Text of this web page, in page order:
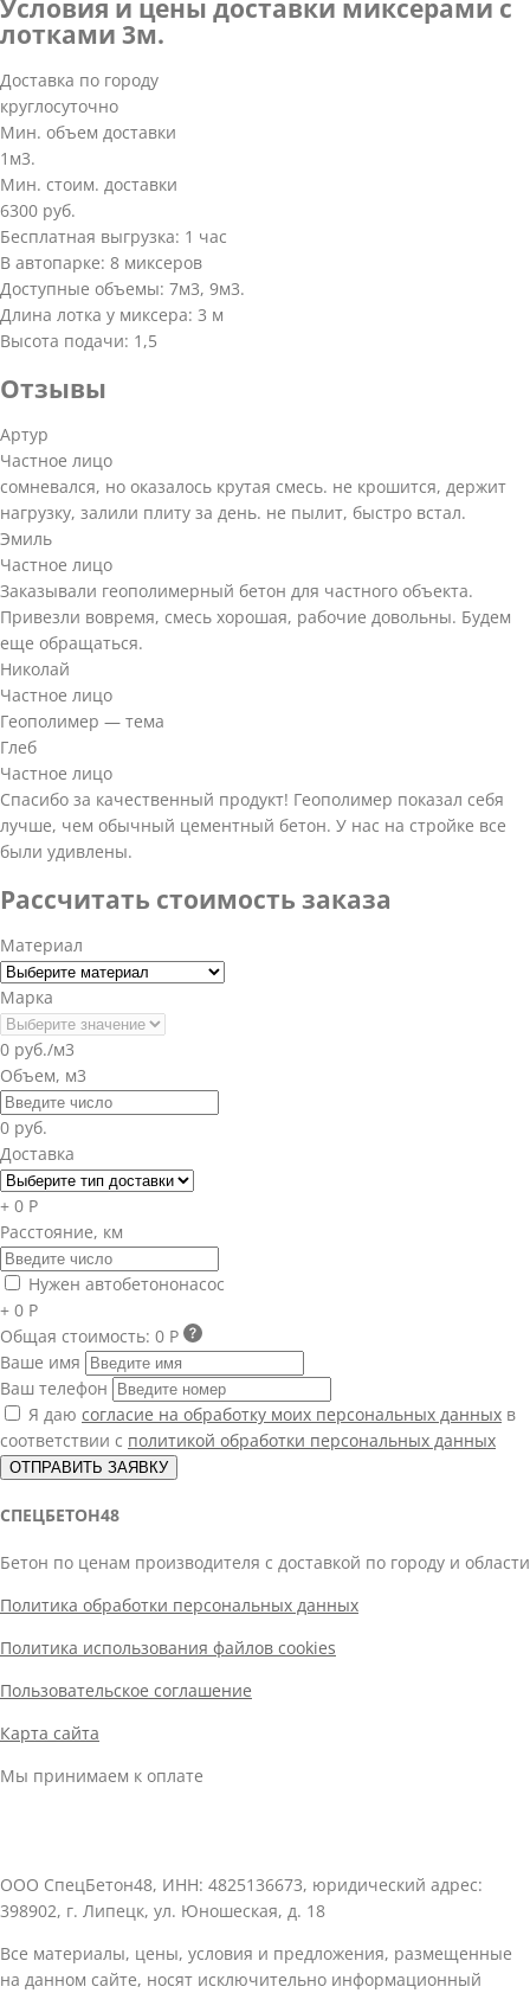
Условия и цены доставки миксерами с
лотками 3м.
Доставка по городу
круглосуточно
Мин. объем доставки
1м3.
Мин. стоим. доставки
6300 руб.
Бесплатная выгрузка: 1 час
В автопарке: 8 миксеров
Доступные объемы: 7м3, 9м3.
Длина лотка у миксера: 3 м
Высота подачи: 1,5
Отзывы
Артур
Частное лицо
сомневался, но оказалось крутая смесь. не крошится, держит
нагрузку, залили плиту за день. не пылит, быстро встал.
Эмиль
Частное лицо
Заказывали геополимерный бетон для частного объекта.
Привезли вовремя, смесь хорошая, рабочие довольны. Будем
еще обращаться.
Николай
Частное лицо
Геополимер — тема
Глеб
Частное лицо
Спасибо за качественный продукт! Геополимер показал себя
лучше, чем обычный цементный бетон. У нас на стройке все
были удивлены.
Рассчитать стоимость заказа
Материал
Марка
0 руб./м3
Объем, м3
0 руб.
Доставка
+ 0 Р
Расстояние, км
Нужен автобетононасос
+ 0 Р
Общая стоимость: 0 Р
Ваше имя
Ваш телефон
Я даю согласие на обработку моих персональных данных в
соответствии с политикой обработки персональных данных
ОТПРАВИТЬ ЗАЯВКУ
СПЕЦБЕТОН48
Бетон по ценам производителя с доставкой по городу и области
Политика обработки персональных данных
Политика использования файлов cookies
Пользовательское соглашение
Карта сайта
Мы принимаем к оплате
ООО СпецБетон48, ИНН: 4825136673, юридический адрес:
398902, г. Липецк, ул. Юношеская, д. 18
Все материалы, цены, условия и предложения, размещенные
на данном сайте, носят исключительно информационный